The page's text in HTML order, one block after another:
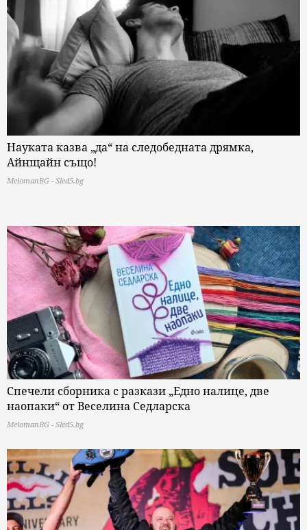
Науката казва „да“ на следобедната дрямка,
Айнщайн също!
MelomanBG - Sled5.bg
Спечели сборника с разкази „Едно налице, две
наопаки“ от Веселина Седларска
MelomanBG - Sled5.bg